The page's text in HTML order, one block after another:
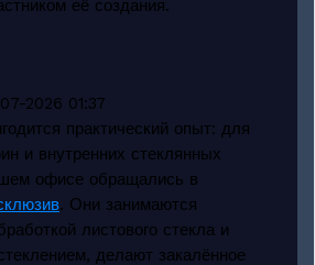
её создания.
2026 01:37
практический опыт: для
и внутренних стеклянных
офисе обращались в
. Они занимаются
листового стекла и
делают закалённое